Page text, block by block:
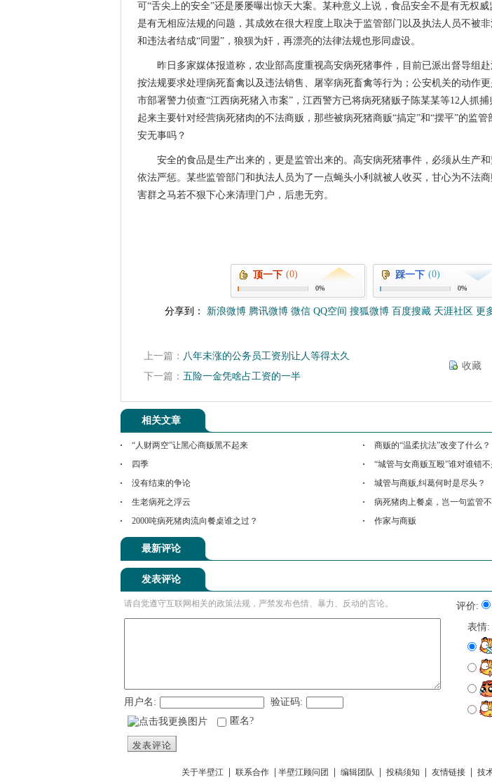
可“舌尖上的安全”还是屡屡曝出惊天大案。某种意义上说，食品安全不是有无权
是有无相应法规的问题，其成效在很大程度上取决于监管部门以及执法人员不被
和违法者结成“同盟”，狼狈为奸，再漂亮的法律法规也形同虚设。
昨日多家媒体报道称，农业部高度重视高安病死猪事件，目前已派出督导组
按法规要求处理病死畜禽以及违法销售、屠宰病死畜禽等行为；公安机关的动作
市部署警力侦查“江西病死猪入市案”，江西警方已将病死猪贩子陈某某等12人抓
起来主要针对经营病死猪肉的不法商贩，那些被病死猪商贩“搞定”和“摆平”的监
安无事吗？
安全的食品是生产出来的，更是监管出来的。高安病死猪事件，必须从生产
依法严惩。某些监管部门和执法人员为了一点蝇头小利就被人收买，甘心为不法
害群之马若不狠下心来清理门户，后患无穷。
顶一下 (0)
0%
踩一下 (0)
0%
分享到： 新浪微博 腾讯微博 微信 QQ空间 搜狐微博 百度搜藏 天涯社区 更
上一篇： 八年未涨的公务员工资别让人等得太久
下一篇： 五险一金凭啥占工资的一半
收藏
相关文章
“人财两空”让黑心商贩黑不起来
商贩的“温柔抗法”改变了什么？
四季
“城管与女商贩互殴”谁对谁错
没有结束的争论
城管与商贩,纠葛何时是尽头？
生老病死之浮云
病死猪肉上餐桌，岂一句监管
2000吨病死猪肉流向餐桌谁之过？
作家与商贩
最新评论
发表评论
请自觉遵守互联网相关的政策法规，严禁发布色情、暴力、反动的言论。 评价:
表情:
用户名:
验证码:
匿名?
发表评论
关于半壁江 联系合作 半壁江顾问团 编辑团队 投稿须知 友情链接 技